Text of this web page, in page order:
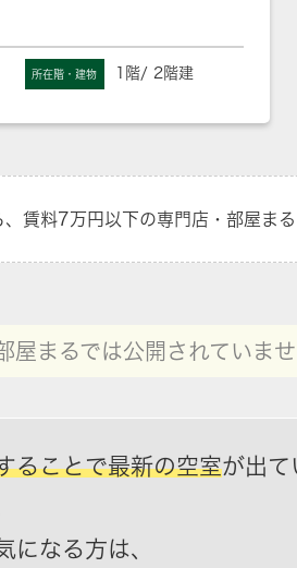
所在階・建物 1階/ 2階建
賃料7万円以下の専門店・部屋まる
屋まるでは公開されていませ
ることで最新の空室が出て
になる方は、